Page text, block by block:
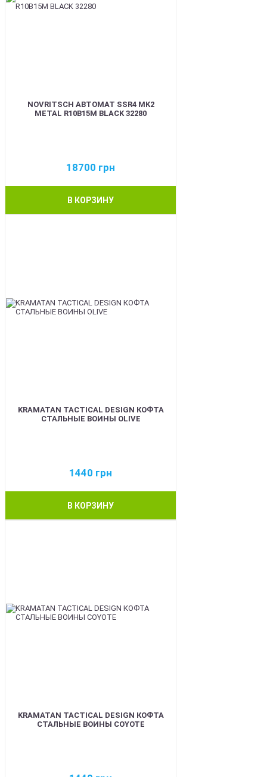
NOVRITSCH АВТОМАТ SSR4 MK2
METAL R10B15M BLACK 32280
18700 грн
В КОРЗИНУ
KRAMATAN TACTICAL DESIGN КОФТА
СТАЛЬНЫЕ ВОИНЫ OLIVE
1440 грн
В КОРЗИНУ
KRAMATAN TACTICAL DESIGN КОФТА
СТАЛЬНЫЕ ВОИНЫ COYOTE